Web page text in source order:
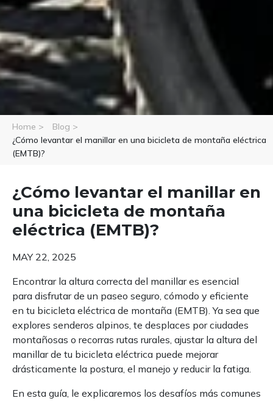
Home >
Blog >
¿Cómo levantar el manillar en una bicicleta de montaña eléctrica
(EMTB)?
¿Cómo levantar el manillar en
una bicicleta de montaña
eléctrica (EMTB)?
MAY 22, 2025
Encontrar la altura correcta del manillar es esencial
para disfrutar de un paseo seguro, cómodo y eficiente
en tu bicicleta eléctrica de montaña (EMTB). Ya sea que
explores senderos alpinos, te desplaces por ciudades
montañosas o recorras rutas rurales, ajustar la altura del
manillar de tu bicicleta eléctrica puede mejorar
drásticamente la postura, el manejo y reducir la fatiga.
En esta guía, le explicaremos los desafíos más comunes